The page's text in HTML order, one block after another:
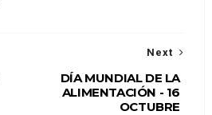
Next
DÍA MUNDIAL DE LA
ALIMENTACIÓN - 16
OCTUBRE